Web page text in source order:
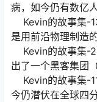
病，如今仍有数亿
Kevin的故事集-
是用前沿物理制造
Kevin的故事集-
出了一个黑客集团
Kevin的故事集-
今仍潜伏在全球四